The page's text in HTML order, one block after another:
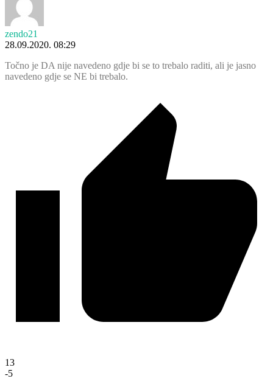
zendo21
28.09.2020. 08:29
Točno je DA nije navedeno gdje bi se to trebalo raditi, ali je jasno
navedeno gdje se NE bi trebalo.
13
-5